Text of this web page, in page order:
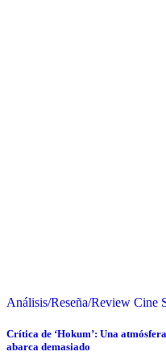
Análisis/Reseña/Review Cine
Crítica de ‘Hokum’: Una
abarca demasiado